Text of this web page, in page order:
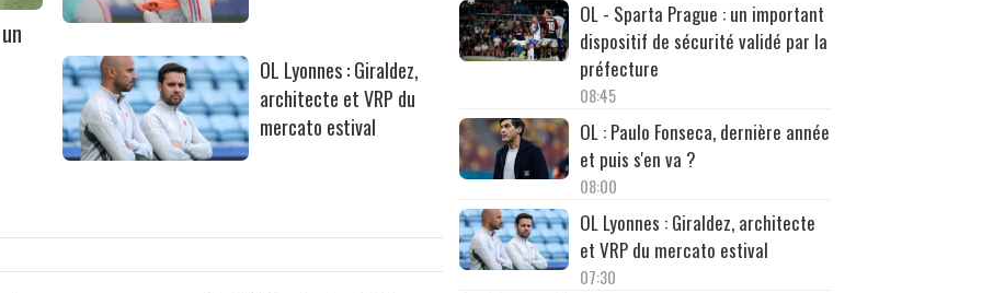
OL Lyonnes : Giraldez,
architecte et VRP du
mercato estival
OL - Sparta Prague : un important
dispositif de sécurité validé par la
préfecture
08:45
OL : Paulo Fonseca, dernière année
et puis s'en va ?
08:00
OL Lyonnes : Giraldez, architecte
et VRP du mercato estival
07:30